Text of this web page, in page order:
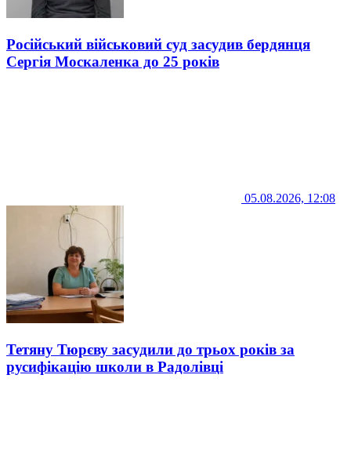
Російський військовий суд засудив бердянця
Сергія Москаленка до 25 років
05.08.2026, 12:08
Тетяну Тюрєву засудили до трьох років за
русифікацію школи в Радолівці